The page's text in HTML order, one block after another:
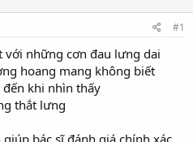
#1
với những cơn đau lưng dai
hoang mang không biết
khi nhìn thấy
thắt lưng
bác sĩ đánh giá chính xác